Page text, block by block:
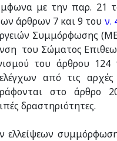
με την παρ.
άρθρων 7 και 9 του ν.
Συμμόρφωσης
του Σώματος
του άρθρου
από τις αρχές
στο άρθρο
δραστηριότητες.
ελλείψεων